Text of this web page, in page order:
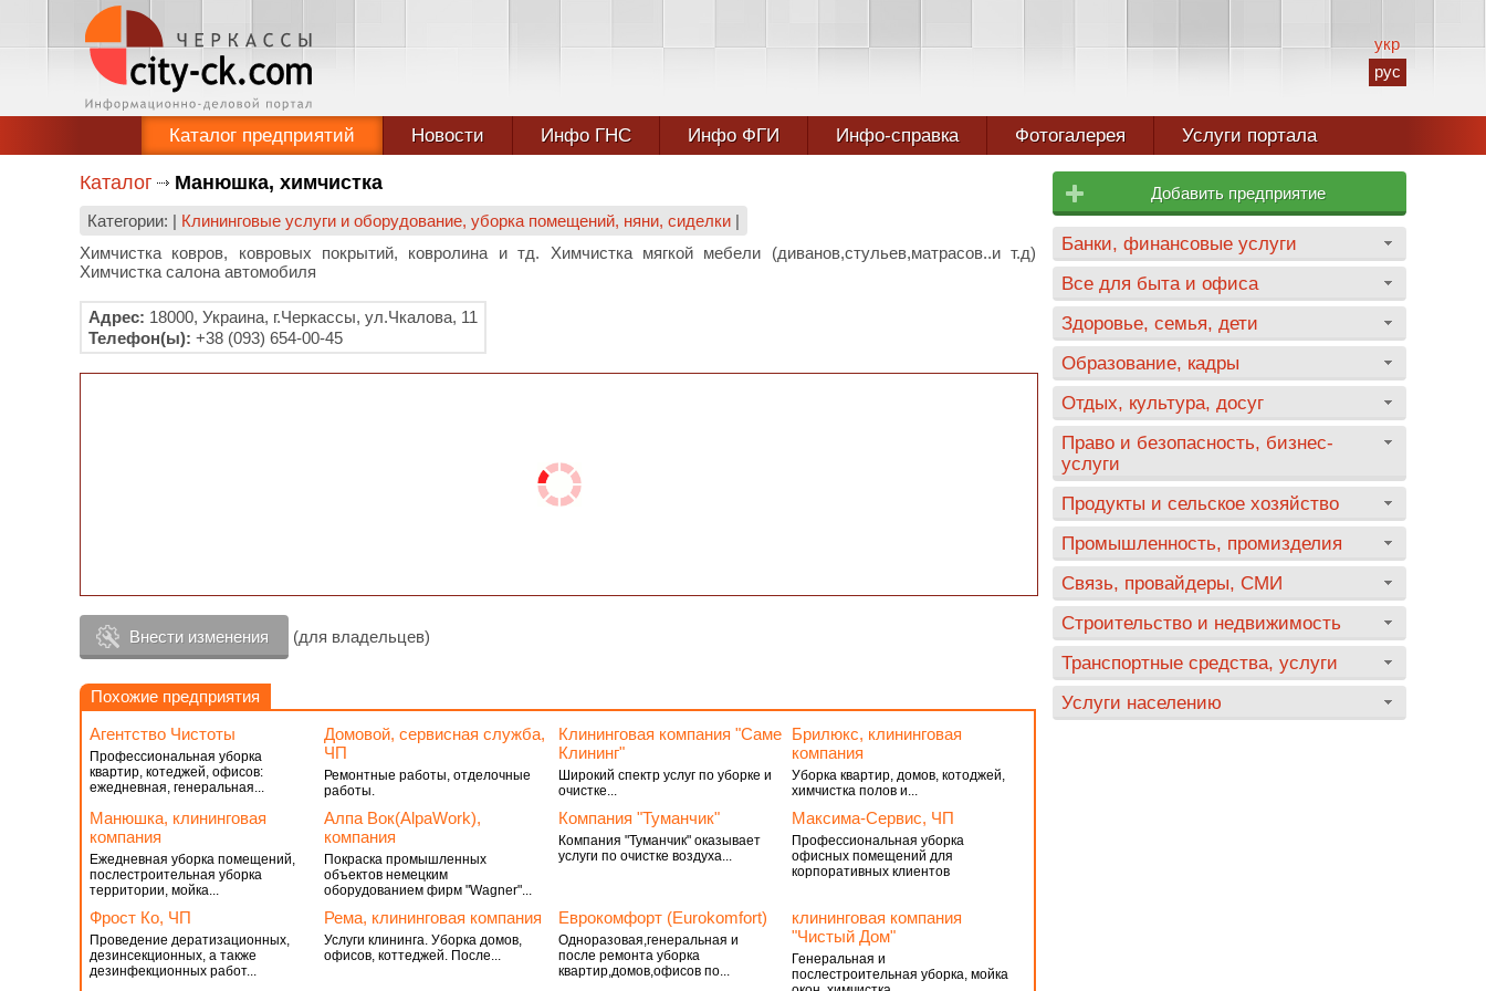
укр
рус
Каталог предприятий Новости Инфо ГНС Инфо ФГИ Инфо-справка Фотогалерея Услуги портала
Каталог Манюшка, химчистка
Категории: | Клининговые услуги и оборудование, уборка помещений, няни, сиделки |
Химчистка ковров, ковровых покрытий, ковролина и тд. Химчистка мягкой мебели (диванов,стульев,матрасов..и т.д)
Химчистка салона автомобиля
Адрес: 18000, Украина, г.Черкассы, ул.Чкалова, 11
Телефон(ы): +38 (093) 654-00-45
Внести изменения (для владельцев)
Похожие предприятия
Агентство Чистоты
Профессиональная уборка
квартир, котеджей, офисов:
ежедневная, генеральная...
Домовой, сервисная служба,
ЧП
Ремонтные работы, отделочные
работы.
Клининговая компания "Саме
Клининг"
Широкий спектр услуг по уборке и
очистке...
Брилюкс, клининговая
компания
Уборка квартир, домов, котоджей,
химчистка полов и...
Манюшка, клининговая
компания
Ежедневная уборка помещений,
послестроительная уборка
территории, мойка...
Алпа Вок(AlpaWork),
компания
Покраска промышленных
объектов немецким
оборудованием фирм "Wagner"...
Компания "Туманчик"
Компания "Туманчик" оказывает
услуги по очистке воздуха...
Максима-Сервис, ЧП
Профессиональная уборка
офисных помещений для
корпоративных клиентов
Фрост Ко, ЧП
Проведение дератизационных,
дезинсекционных, а также
дезинфекционных работ...
Рема, клининговая компания
Услуги клининга. Уборка домов,
офисов, коттеджей. После...
Еврокомфорт (Eurokomfort)
Одноразовая,генеральная и
после ремонта уборка
квартир,домов,офисов по...
клининговая компания
"Чистый Дом"
Генеральная и
послестроительная уборка, мойка
Добавить предприятие
Банки, финансовые услуги
Все для быта и офиса
Здоровье, семья, дети
Образование, кадры
Отдых, культура, досуг
Право и безопасность, бизнес-
услуги
Продукты и сельское хозяйство
Промышленность, промизделия
Связь, провайдеры, СМИ
Строительство и недвижимость
Транспортные средства, услуги
Услуги населению